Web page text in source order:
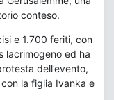
conteso.
e 1.700 feriti, con
lacrimogeno ed ha
dell’evento,
la figlia Ivanka e